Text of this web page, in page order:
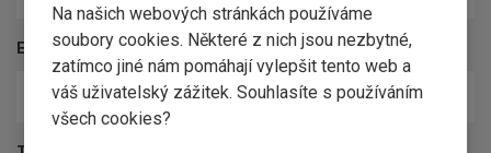
Na našich webových stránkách používáme
soubory cookies. Některé z nich jsou nezbytné,
zatímco jiné nám pomáhají vylepšit tento web a
váš uživatelský zážitek. Souhlasíte s používáním
všech cookies?
E-mail*